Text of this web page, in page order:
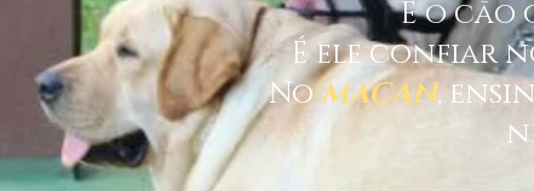
É o cão
É ele confiar
NoMACAN,